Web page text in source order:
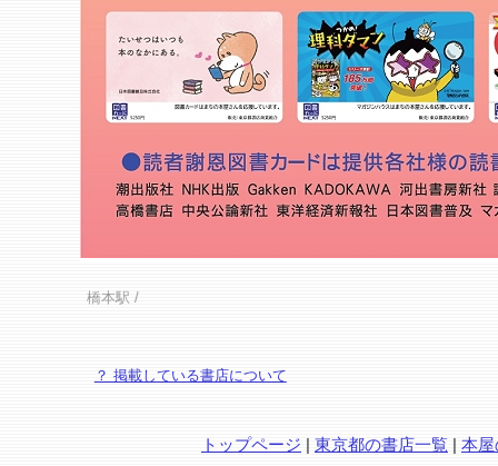
橋本駅 /
？ 掲載している書店について
トップページ | 東京都の書店一覧 | 本